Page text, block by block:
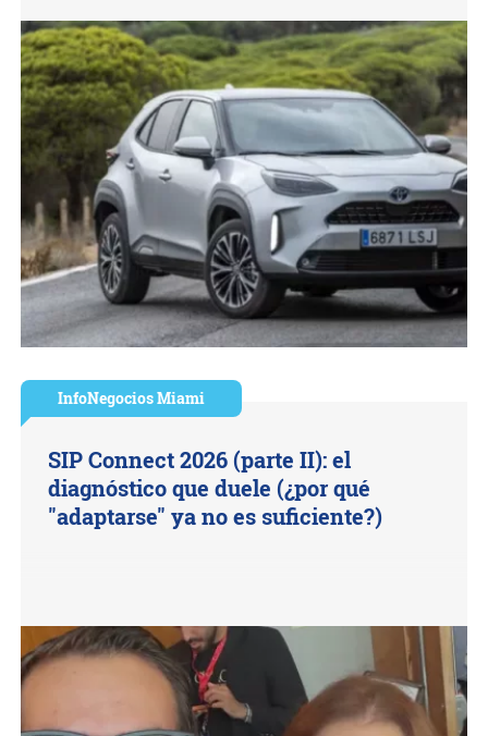
InfoNegocios Miami
SIP Connect 2026 (parte II): el
diagnóstico que duele (¿por qué
"adaptarse" ya no es suficiente?)